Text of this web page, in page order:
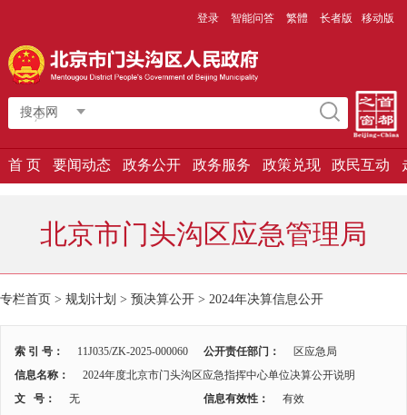
登录 智能问答 繁體 长者版 移动版
搜本网
首 页 要闻动态 政务公开 政务服务 政策兑现 政民互动
北京市门头沟区应急管理局
专栏首页 > 规划计划 > 预决算公开 > 2024年决算信息公开
索 引 号： 11J035/ZK-2025-000060 公开责任部门：
区应急局
信息名称：
2024年度北京市门头沟区应急指挥中心单位决算公开说明
文 号：
无 信息有效性：
有效